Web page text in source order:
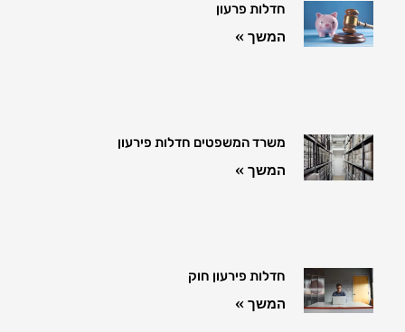
חדלות פרעון
המשך »
משרד המשפטים חדלות פירעון
המשך »
חדלות פירעון חוק
המשך »